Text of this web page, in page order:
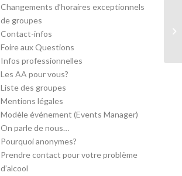
Changements d’horaires exceptionnels
de groupes
Contact-infos
Foire aux Questions
Infos professionnelles
Les AA pour vous?
Liste des groupes
Mentions légales
Modèle événement (Events Manager)
On parle de nous…
Pourquoi anonymes?
Prendre contact pour votre problème
d’alcool